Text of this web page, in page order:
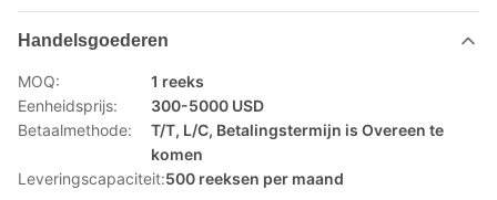
Handelsgoederen
MOQ:
1 reeks
Eenheidsprijs:
300-5000 USD
Betaalmethode:
T/T, L/C, Betalingstermijn is Overeen te
komen
Leveringscapaciteit:500 reeksen per maand